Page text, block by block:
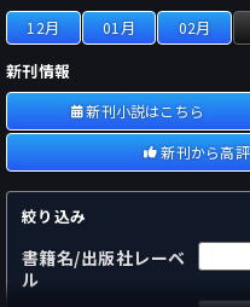
12月 01月 02月
新刊情報
新刊小説はこちら
新刊から高
絞り込み
書籍名/出版社レーベ
ル